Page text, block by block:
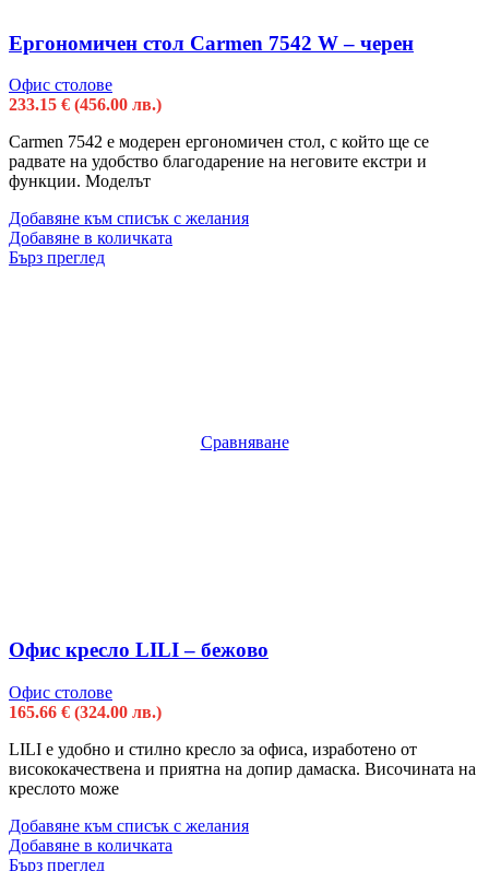
Ергономичен стол Carmen 7542 W – черен
Офис столове
233.15 € (456.00 лв.)
Carmen 7542 е модерен ергономичен стол, с който ще се
радвате на удобство благодарение на неговите екстри и
функции. Моделът
Добавяне към списък с желания
Добавяне в количката
Бърз преглед
Сравняване
Офис кресло LILI – бежово
Офис столове
165.66 € (324.00 лв.)
LILI e удобно и стилно кресло за офиса, изработено от
висококачествена и приятна на допир дамаска. Височината на
креслото може
Добавяне към списък с желания
Добавяне в количката
Бърз преглед